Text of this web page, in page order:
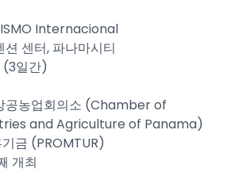
Internacional
센터, 파나마시티
(3일간)
공농업회의소 (Chamber of
and Agriculture of Panama)
금 (PROMTUR)
개최